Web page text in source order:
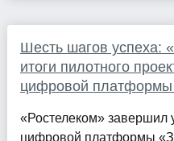
Шесть шагов успеха:
итоги пилотного
цифровой платформы
«Ростелеком» завершил
цифровой платформы